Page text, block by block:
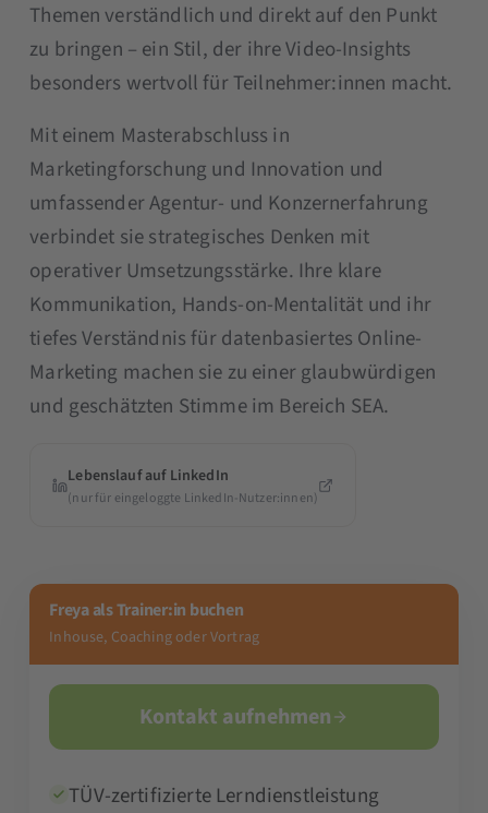
Themen verständlich und direkt auf den Punkt
zu bringen – ein Stil, der ihre Video-Insights
besonders wertvoll für Teilnehmer:innen macht.
Mit einem Masterabschluss in
Marketingforschung und Innovation und
umfassender Agentur- und Konzernerfahrung
verbindet sie strategisches Denken mit
operativer Umsetzungsstärke. Ihre klare
Kommunikation, Hands-on-Mentalität und ihr
tiefes Verständnis für datenbasiertes Online-
Marketing machen sie zu einer glaubwürdigen
und geschätzten Stimme im Bereich SEA.
Lebenslauf auf LinkedIn
(nur für eingeloggte LinkedIn-Nutzer:innen)
Freya als Trainer:in buchen
Inhouse, Coaching oder Vortrag
Kontakt aufnehmen
TÜV-zertifizierte Lerndienstleistung